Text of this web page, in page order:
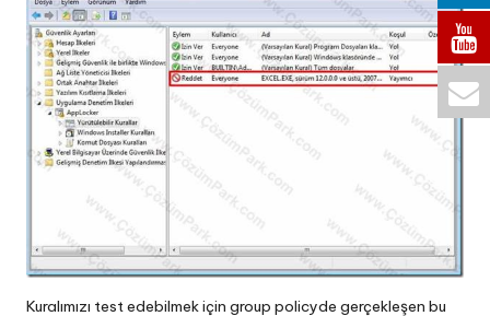
Kuralımızı test edebilmek için group policyde gerçekleşen bu